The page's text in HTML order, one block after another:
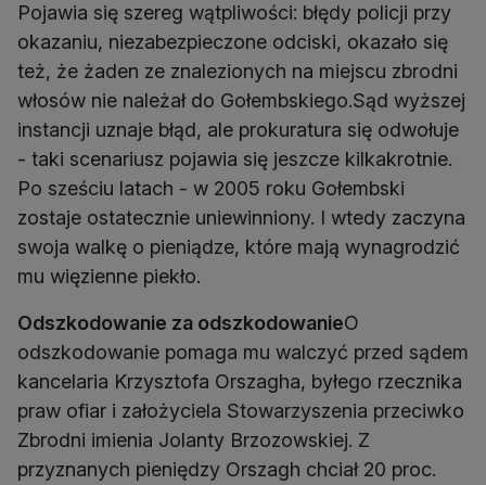
Pojawia się szereg wątpliwości: błędy policji przy
okazaniu, niezabezpieczone odciski, okazało się
też, że żaden ze znalezionych na miejscu zbrodni
włosów nie należał do Gołembskiego.Sąd wyższej
instancji uznaje błąd, ale prokuratura się odwołuje
- taki scenariusz pojawia się jeszcze kilkakrotnie.
Po sześciu latach - w 2005 roku Gołembski
zostaje ostatecznie uniewinniony. I wtedy zaczyna
swoja walkę o pieniądze, które mają wynagrodzić
mu więzienne piekło.
Odszkodowanie za odszkodowanieO
odszkodowanie pomaga mu walczyć przed sądem
kancelaria Krzysztofa Orszagha, byłego rzecznika
praw ofiar i założyciela Stowarzyszenia przeciwko
Zbrodni imienia Jolanty Brzozowskiej. Z
przyznanych pieniędzy Orszagh chciał 20 proc.